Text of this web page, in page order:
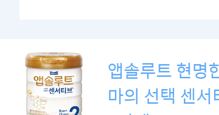
앱솔루트 현명
마의 선택 센서